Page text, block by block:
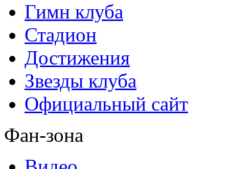
Гимн клуба
Стадион
Достижения
Звезды клуба
Официальный сайт
Фан-зона